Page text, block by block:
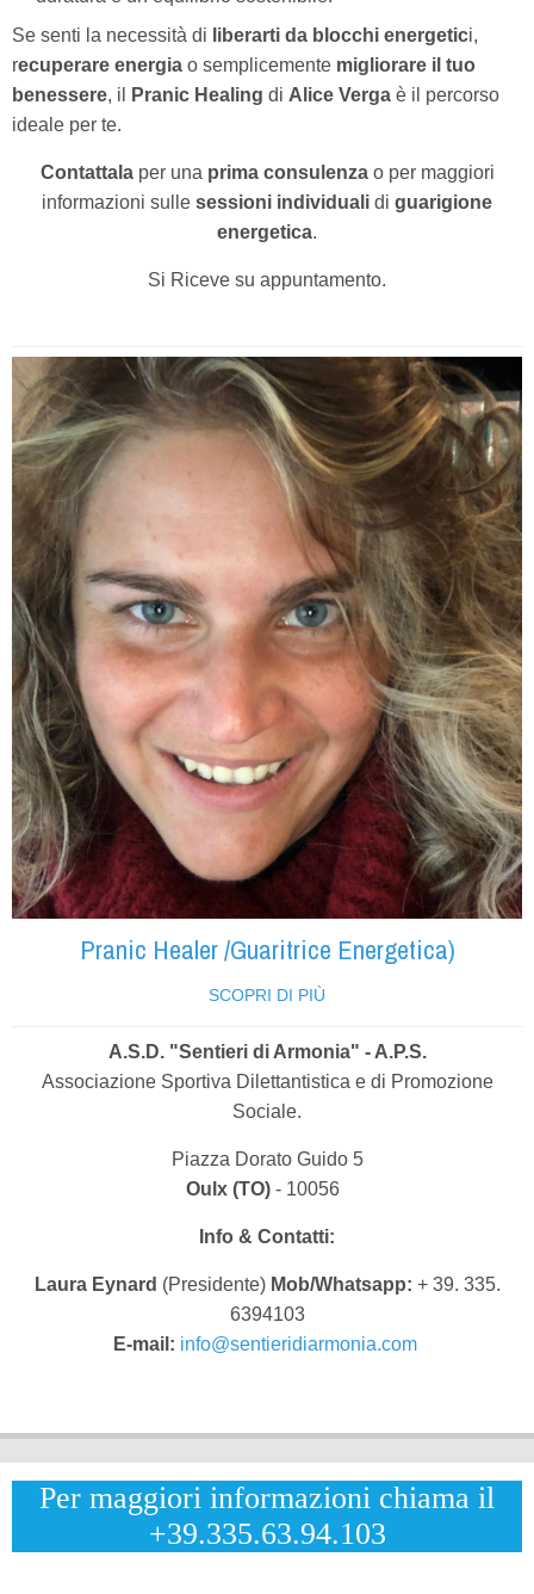
Se senti la necessità di liberarti da blocchi energetici,
recuperare energia o semplicemente migliorare il tuo
benessere, il Pranic Healing di Alice Verga è il percorso
ideale per te.
Contattalaper una prima consulenzao per maggiori
informazioni sulle sessioni individuali di guarigione
energetica.
Si Riceve su appuntamento.
Pranic Healer /Guaritrice Energetica)
SCOPRI DI PIÙ
A.S.D. "Sentieri di Armonia" - A.P.S.
Associazione Sportiva Dilettantistica e di Promozione
Sociale.
Piazza Dorato Guido 5
Oulx (TO)- 10056
Info & Contatti:
Laura Eynard (Presidente) Mob/Whatsapp: + 39. 335.
6394103
E-mail: info@sentieridiarmonia.com
Per maggiori informazioni chiama il
+39.335.63.94.103